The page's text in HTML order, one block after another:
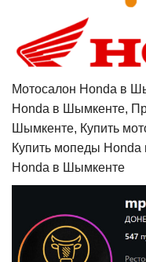
Мотосалон Honda в
Honda в Шымкенте,
Шымкенте, Купить
Купить мопеды
Honda в Шымкенте